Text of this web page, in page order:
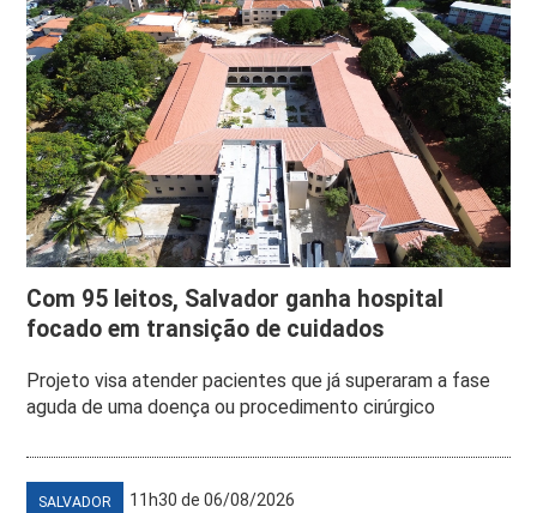
Com 95 leitos, Salvador ganha hospital
focado em transição de cuidados
Projeto visa atender pacientes que já superaram a fase
aguda de uma doença ou procedimento cirúrgico
SALVADOR 11h30 de 06/08/2026